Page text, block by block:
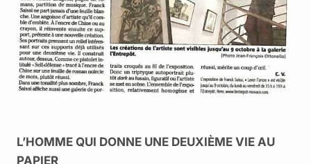
L’HOMME QUI DONNE UNE DEUXIÈME VIE AU
PAPIER